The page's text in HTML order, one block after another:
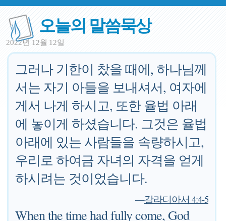
오늘의 말씀묵상
2022년 12월 12일
그러나 기한이 찼을 때에, 하나님께
서는 자기 아들을 보내셔서, 여자에
게서 나게 하시고, 또한 율법 아래
에 놓이게 하셨습니다. 그것은 율법
아래에 있는 사람들을 속량하시고,
우리로 하여금 자녀의 자격을 얻게
하시려는 것이었습니다.
—갈라디아서 4:4-5
When the time had fully come, God